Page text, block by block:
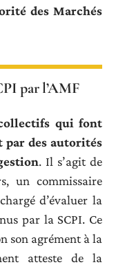
des Marchés
par l’AMF
qui font
par des autorités
. Il s’agit de
un commissaire
d’évaluer la
par la SCPI. Ce
son agrément à la
atteste de la